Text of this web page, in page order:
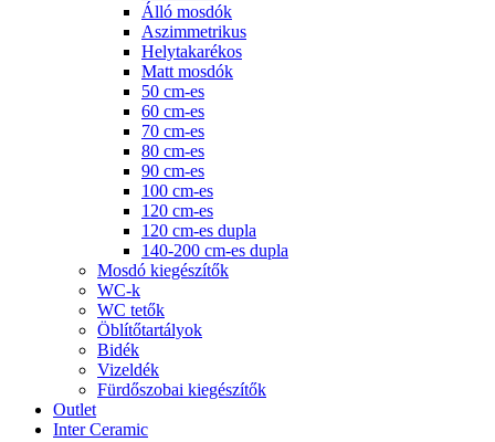
Álló mosdók
Aszimmetrikus
Helytakarékos
Matt mosdók
50 cm-es
60 cm-es
70 cm-es
80 cm-es
90 cm-es
100 cm-es
120 cm-es
120 cm-es dupla
140-200 cm-es dupla
Mosdó kiegészítők
WC-k
WC tetők
Öblítőtartályok
Bidék
Vizeldék
Fürdőszobai kiegészítők
Outlet
Inter Ceramic